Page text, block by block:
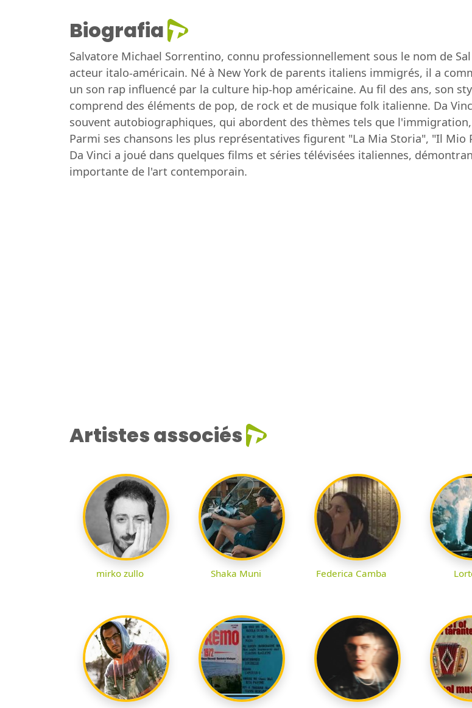
Biografia
Salvatore Michael Sorrentino, connu professionnellement sous le nom de
acteur italo-américain. Né à New York de parents italiens immigrés, il a
un son rap influencé par la culture hip-hop américaine. Au fil des ans, son
comprend des éléments de pop, de rock et de musique folk italienne. Da
souvent autobiographiques, qui abordent des thèmes tels que
Parmi ses chansons les plus représentatives figurent "La Mia Storia", "Il Mio
Da Vinci a joué dans quelques films et séries télévisées italiennes,
importante de l'art contemporain.
Artistes associés
mirko zullo Shaka Muni Federica Camba